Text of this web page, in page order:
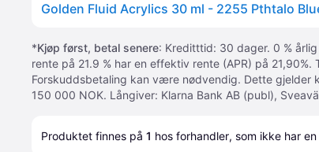
Golden Fluid Acrylics 30 ml - 2255 Pthtalo
*Kjøp først, betal senere: Kreditttid: 30 dager. 0 %
rente på 21.9 % har en effektiv rente (APR) på
Forskuddsbetaling kan være nødvendig. Dette gjelder
150 000 NOK. Långiver: Klarna Bank AB (publ),
Produktet finnes på 1 hos forhandler, som ikke har